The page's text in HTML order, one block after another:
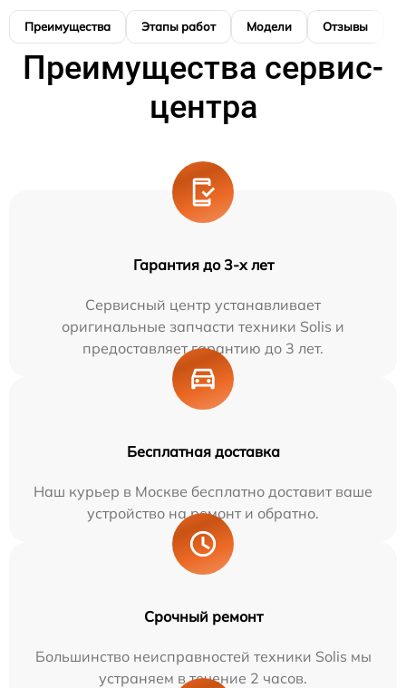
Преимущества Этапы работ Модели Отзывы
Преимущества сервис-
центра
Гарантия до 3-х лет
Сервисный центр устанавливает
оригинальные запчасти техники Solis и
предоставляет гарантию до 3 лет.
Бесплатная доставка
Наш курьер в Москве бесплатно доставит ваше
устройство на ремонт и обратно.
Срочный ремонт
Большинство неисправностей техники Solis мы
устраняем в течение 2 часов.